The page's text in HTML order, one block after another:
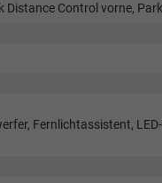
Distance Control vorne,
Fernlichtassistent,